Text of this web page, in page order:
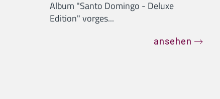
Album "Santo Domingo - Deluxe
Edition" vorges...
ansehen